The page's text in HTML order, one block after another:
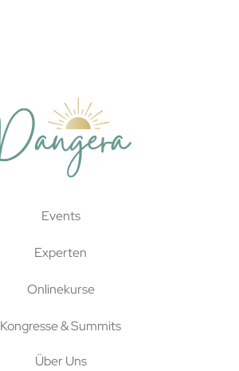
Events
Experten
Onlinekurse
Kongresse & Summits
Über Uns